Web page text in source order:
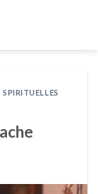
,SPIRITUELLES